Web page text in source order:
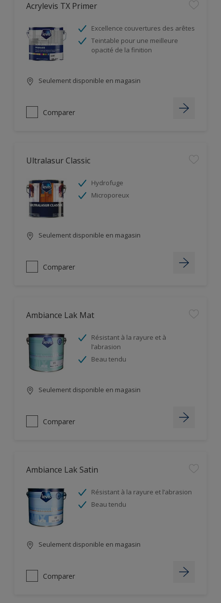
Acrylevis TX Primer
Excellence couvertures des arêtes
Teintable pour une meilleure
opacité de la finition
Seulement disponible en magasin
Comparer
Ultralasur Classic
Hydrofuge
Microporeux
Seulement disponible en magasin
Comparer
Ambiance Lak Mat
Résistant à la rayure et à
l’abrasion
Beau tendu
Seulement disponible en magasin
Comparer
Ambiance Lak Satin
Résistant à la rayure et l’abrasion
Beau tendu
Seulement disponible en magasin
Comparer